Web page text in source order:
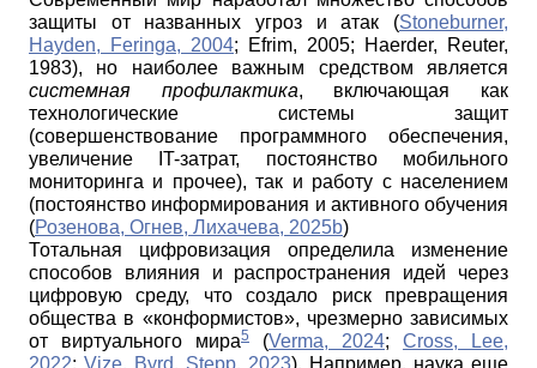
защиты от названных угроз и атак (Stoneburner,
Hayden, Feringa, 2004; Efrim, 2005; Haerder, Reuter,
1983), но наиболее важным средством является
системная
профилактика, включающая как
технологические системы защит
(совершенствование программного обеспечения,
увеличение IT-затрат, постоянство мобильного
мониторинга и прочее), так и работу с населением
(постоянство информирования и активного обучения
(Розенова, Огнев, Лихачева, 2025b)
Тотальная цифровизация определила изменение
способов влияния и распространения идей через
цифровую среду, что создало риск превращения
общества в «конформистов», чрезмерно зависимых
от виртуального мира5 (Verma, 2024; Cross, Lee,
2022; Vize, Byrd, Stepp, 2023). Например, наука еще